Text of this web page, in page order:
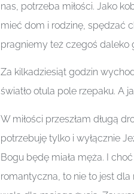
nas, potrzeba miłości. Jako
mieć dom i rodzinę, spędzać
pragniemy też czegoś daleko
Za kilkadziesiąt godzin
światło otula pole rzepaku. A
W miłości przeszłam długą
potrzebuję tylko i wyłącznie
Bogu będę miała męża. I
romantyczna, to nie to jest dla